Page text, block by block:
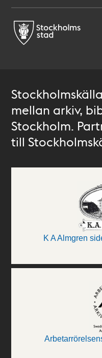
mellan arkiv,
Stockholm.
till
K A Almgren